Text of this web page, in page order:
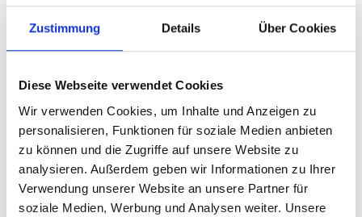
Zustimmung Details Über Cookies
Diese Webseite verwendet Cookies
Wir verwenden Cookies, um Inhalte und Anzeigen zu
personalisieren, Funktionen für soziale Medien anbieten
zu können und die Zugriffe auf unsere Website zu
analysieren. Außerdem geben wir Informationen zu Ihrer
Verwendung unserer Website an unsere Partner für
soziale Medien, Werbung und Analysen weiter. Unsere
die Landesregierung die Israelitische Kultusgemeinde im
Gegensatz zur Stadt Salzburg bei ihren
Sicherheitsvorkehrungen finanziell unterstützt.
Twitter